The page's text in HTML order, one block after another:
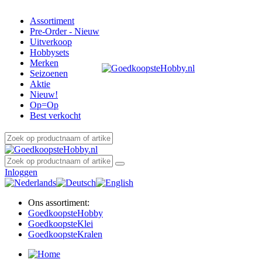
Assortiment
Pre-Order - Nieuw
Uitverkoop
Hobbysets
Merken
Seizoenen
Aktie
Nieuw!
Op=Op
Best verkocht
Inloggen
Ons assortiment:
GoedkoopsteHobby
GoedkoopsteKlei
GoedkoopsteKralen